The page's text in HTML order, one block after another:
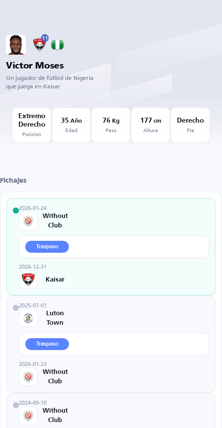
11
Victor Moses
Un jugador de fútbol de Nigeria
que juega en Kaisar
Extremo
Derecho
Posición
35 Año
Edad
76 Kg
Peso
177 cm
Altura
Derecho
Pie
Fichajes
2026-01-24
Without
Club
Traspaso
2026-12-31
Kaisar
2025-07-01
Luton
Town
Traspaso
2026-01-23
Without
Club
2024-09-10
Without
Club